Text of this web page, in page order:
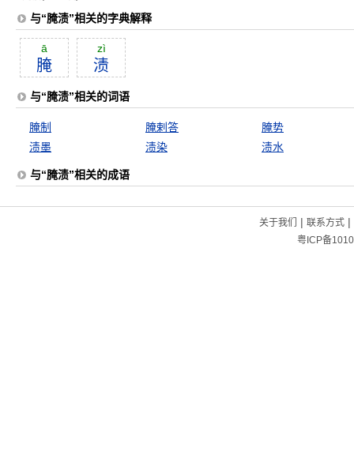
与“腌渍”相关的字典解释
ā
腌
zì
渍
与“腌渍”相关的词语
腌制 腌剌答
腌势
渍墨
渍染 渍水
与“腌渍”相关的成语
关于我们 | 联系方式|
粤ICP备